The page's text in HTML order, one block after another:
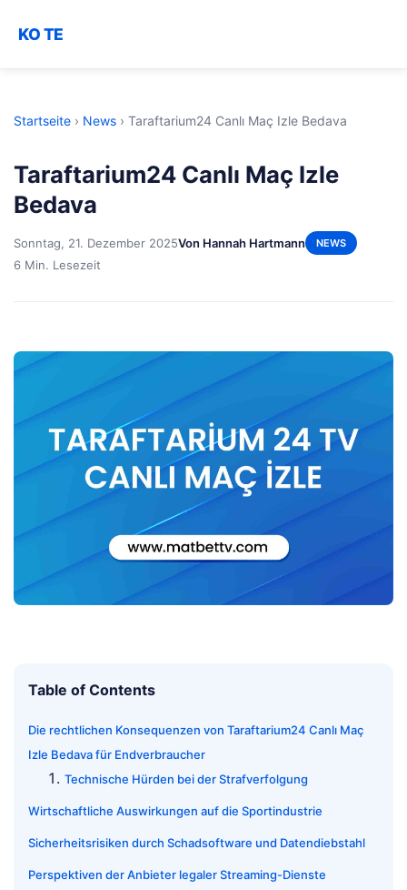
KO TE
Startseite › News › Taraftarium24 Canlı Maç Izle Bedava
Taraftarium24 Canlı Maç Izle
Bedava
Sonntag, 21. Dezember 2025Von Hannah Hartmann NEWS
6 Min. Lesezeit
Table of Contents
Die rechtlichen Konsequenzen von Taraftarium24 Canlı Maç
Izle Bedava für Endverbraucher
Technische Hürden bei der Strafverfolgung
Wirtschaftliche Auswirkungen auf die Sportindustrie
Sicherheitsrisiken durch Schadsoftware und Datendiebstahl
Perspektiven der Anbieter legaler Streaming-Dienste